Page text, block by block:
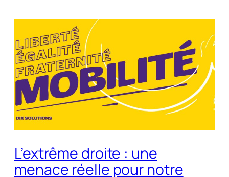
L’extrême droite : une
menace réelle pour notre